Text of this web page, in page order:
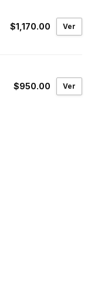
$1,170.00 Ver
$950.00 Ver